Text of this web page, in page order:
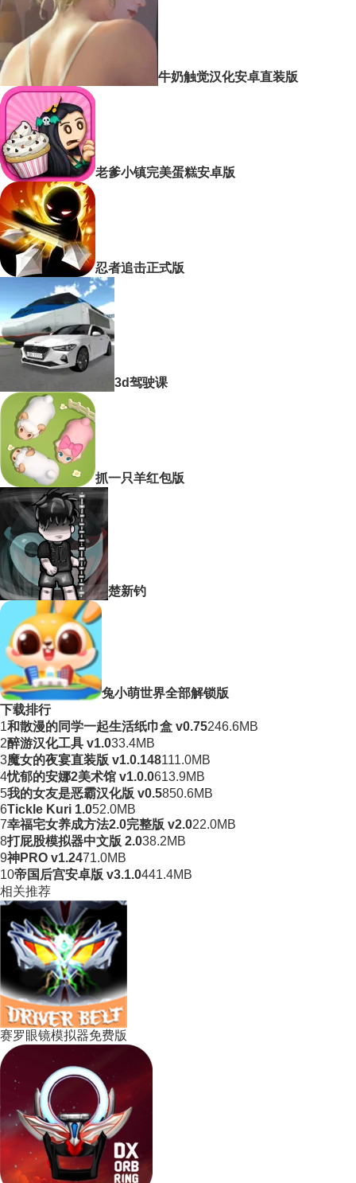
牛奶触觉汉化安卓直装版
老爹小镇完美蛋糕安卓版
忍者追击正式版
3d驾驶课
抓一只羊红包版
楚新钓
兔小萌世界全部解锁版
下载排行
1和散漫的同学一起生活纸巾盒 v0.75246.6MB
2醉游汉化工具 v1.033.4MB
3魔女的夜宴直装版 v1.0.148111.0MB
4忧郁的安娜2美术馆 v1.0.0613.9MB
5我的女友是恶霸汉化版 v0.5850.6MB
6Tickle Kuri 1.052.0MB
7幸福宅女养成方法2.0完整版 v2.022.0MB
8打屁股模拟器中文版 2.038.2MB
9神PRO v1.2471.0MB
10帝国后宫安卓版 v3.1.0441.4MB
相关推荐
赛罗眼镜模拟器免费版